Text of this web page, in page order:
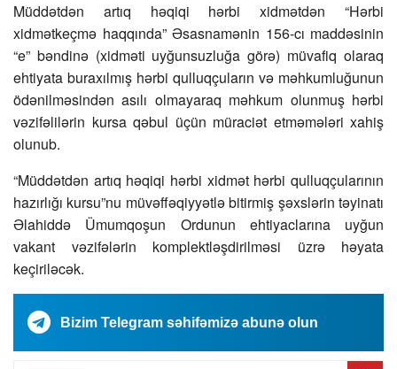
Müddətdən artıq həqiqi hərbi xidmətdən “Hərbi
xidmətkeçmə haqqında” Əsasnamənin 156-cı maddəsinin
“e” bəndinə (xidməti uyğunsuzluğa görə) müvafiq olaraq
ehtiyata buraxılmış hərbi qulluqçuların və məhkumluğunun
ödənilməsindən asılı olmayaraq məhkum olunmuş hərbi
vəzifəlilərin kursa qəbul üçün müraciət etməmələri xahiş
olunub.
“Müddətdən artıq həqiqi hərbi xidmət hərbi qulluqçularının
hazırlığı kursu”nu müvəffəqiyyətlə bitirmiş şəxslərin təyinatı
Əlahiddə Ümumqoşun Ordunun ehtiyaclarına uyğun
vakant vəzifələrin komplektləşdirilməsi üzrə həyata
keçiriləcək.
Bizim Telegram səhifəmizə abunə olun